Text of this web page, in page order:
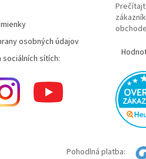
osobných údajov
sociálních sítích:
Pohodlná platba: